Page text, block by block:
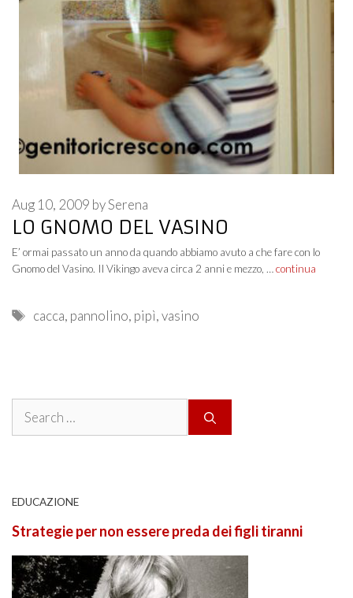
LO GNOMO DEL VASINO
Aug 10, 2009 bySerena
E’ ormai passato un anno da quando abbiamo avuto a che fare con lo
Gnomo del Vasino. Il Vikingo aveva circa 2 anni e mezzo, …continua
Tags
cacca, pannolino, pipì,vasino
Search
EDUCAZIONE
Strategie per non essere preda dei figli tiranni